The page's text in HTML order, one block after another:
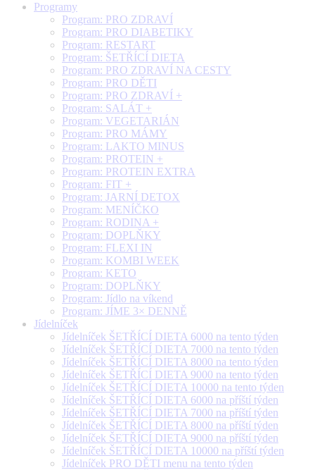
Programy
Program: PRO ZDRAVÍ
Program: PRO DIABETIKY
Program: RESTART
Program: ŠETŘÍCÍ DIETA
Program: PRO ZDRAVÍ NA CESTY
Program: PRO DĚTI
Program: PRO ZDRAVÍ +
Program: SALÁT +
Program: VEGETARIÁN
Program: PRO MÁMY
Program: LAKTO MINUS
Program: PROTEIN +
Program: PROTEIN EXTRA
Program: FIT +
Program: JARNÍ DETOX
Program: MENÍČKO
Program: RODINA +
Program: DOPLŇKY
Program: FLEXI IN
Program: KOMBI WEEK
Program: KETO
Program: DOPLŇKY
Program: Jídlo na víkend
Program: JÍME 3× DENNĚ
Jídelníček
Jídelníček ŠETŘÍCÍ DIETA 6000 na tento týden
Jídelníček ŠETŘÍCÍ DIETA 7000 na tento týden
Jídelníček ŠETŘÍCÍ DIETA 8000 na tento týden
Jídelníček ŠETŘÍCÍ DIETA 9000 na tento týden
Jídelníček ŠETŘÍCÍ DIETA 10000 na tento týden
Jídelníček ŠETŘÍCÍ DIETA 6000 na příští týden
Jídelníček ŠETŘÍCÍ DIETA 7000 na příští týden
Jídelníček ŠETŘÍCÍ DIETA 8000 na příští týden
Jídelníček ŠETŘÍCÍ DIETA 9000 na příští týden
Jídelníček ŠETŘÍCÍ DIETA 10000 na příští týden
Jídelníček PRO DĚTI menu na tento týden